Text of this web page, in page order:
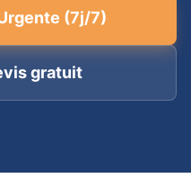
(7j/7)
gratuit